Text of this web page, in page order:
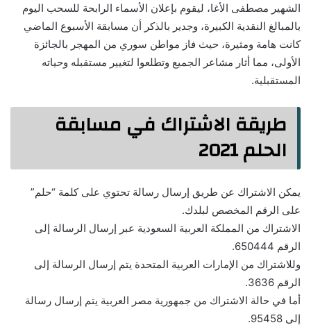
الشهير مصطفى الأغا، ليقوم بإعلان الأسماء الرابحة للسحب اليوم
بالمبالغ النقدية الكبيرة، وجدير بالذكر أن مسابقة الأسبوع الماضي
كانت هامة ومثيرة، حيث فاز مواطن سوري من المهجر بالجائزة
الأولى، مما أثار مشاعر الجميع وتطلعوا لتغيير مستقبله وحياته
المستقبلية.
طريقة الاشتراك في مسابقة
الحلم 2021
يمكن الاشتراك عن طريق إرسال رسالة تحتوي على كلمة “حلم”
على الرقم المخصص لبلدك.
الاشتراك من المملكة العربية السعودية عبر إرسال الرسالة إلى
الرقم 650444.
وللاشتراك من الإمارات العربية المتحدة يتم إرسال الرسالة إلى
الرقم 3636.
أما في حالة الاشتراك من جمهورية مصر العربية يتم إرسال رسالة
إلى 95458.